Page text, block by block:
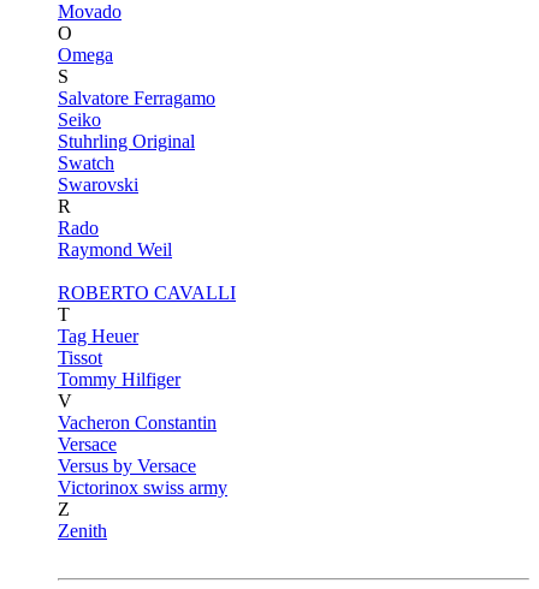
Movado
O
Omega
S
Salvatore Ferragamo
Seiko
Stuhrling Original
Swatch
Swarovski
R
Rado
Raymond Weil
ROBERTO CAVALLI
T
Tag Heuer
Tissot
Tommy Hilfiger
V
Vacheron Constantin
Versace
Versus by Versace
Victorinox swiss army
Z
Zenith